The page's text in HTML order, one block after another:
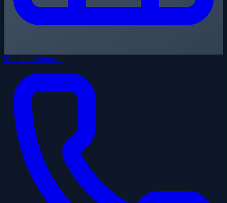
Trabalhe Conosco